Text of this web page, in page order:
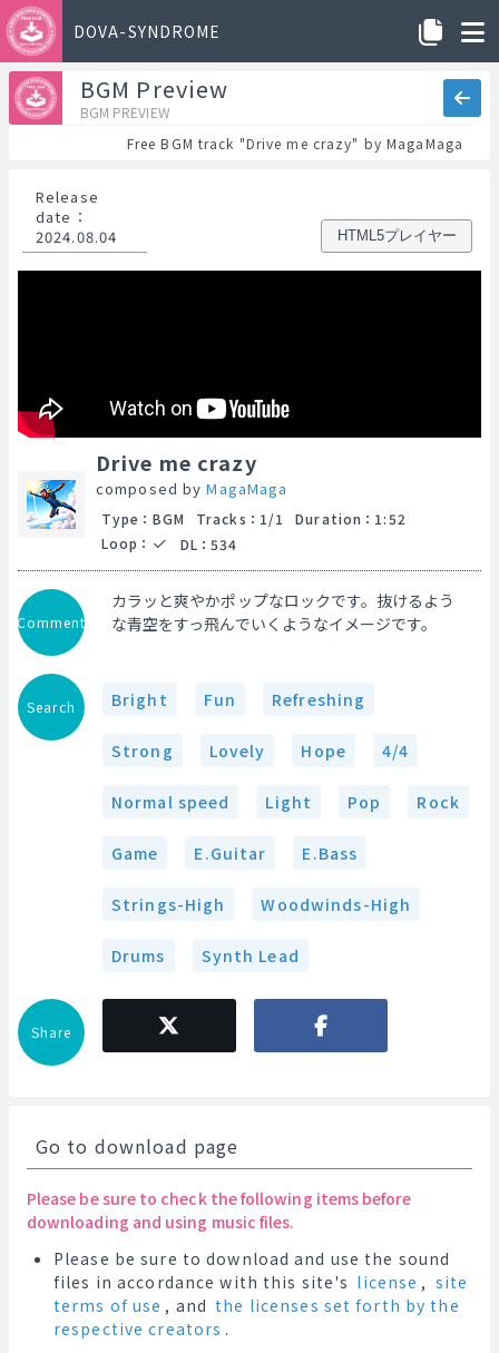
DOVA-SYNDROME
BGM Preview
BGM PREVIEW
Free BGM track "Drive me crazy" by MagaMaga
Release
date ：
2024.08.04
HTML5プレイヤー
Drive me crazy
composed byMagaMaga
Type ： BGM Tracks ： 1/1 Duration ： 1:52
Loop ： DL ： 534
Comment
カラッと爽やかポップなロックです。抜けるよう
な青空をすっ飛んでいくようなイメージです。
Search Bright Fun Refreshing
Strong Lovely Hope 4/4
Normal speed Light Pop Rock
Game E.Guitar E.Bass
Strings-High Woodwinds-High
Drums Synth Lead
Share
Go to download page
Please be sure to check the following items before
downloading and using music files.
Please be sure to download and use the sound
files in accordance with this site's license , site
terms of use , and the licenses set forth by the
respective creators .